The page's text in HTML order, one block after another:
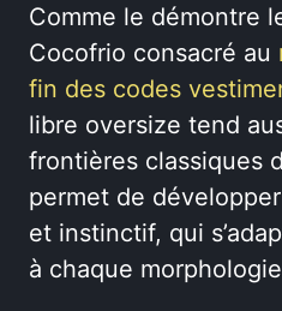
Comme le démontre
Cocofrio consacré au
fin des codes
libre oversize tend
frontières classiques
permet de
et instinctif, qui
à chaque